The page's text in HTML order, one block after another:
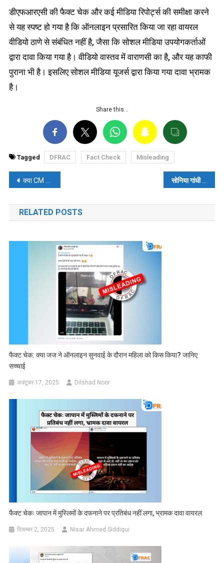
डीएफआरएसी की फैक्ट चेक और कई मीडिया रिपोर्ट्स की समीक्षा करने
से यह स्पष्ट हो गया है कि ऑनलाइन प्रसारित किया जा रहा वायरल
वीडियो ठाणे से संबंधित नहीं है, जैसा कि सोशल मीडिया उपयोगकर्ताओं
द्वारा दावा किया गया है। वीडियो वास्तव में वाराणसी का है, और यह काफी
पुराना भी है। इसलिए सोशल मीडिया यूजर्स द्वारा किया गया दावा भ्रामक
है।
Share this…
Tagged DFRAC Fact Check Misleading
पोस्ट
नेविगेशन
क्या CM केजरीवाल ने 2019 में ही कर दी थी पाकिस्तान के बर्बाद होने की भविष्यवाणी? सोनिया गांधी दुनिया की 12वीं सबसे अमीर महिला हैं? पढ़ें- फैक्ट चेक
RELATED POSTS
फैक्ट चेक: क्या जज ने ऑनलाइन सुनवाई के दौरान महिला को किस किया? जानिए
सच्चाई
अक्टूबर 17, 2025 Dilshad Noor
फैक्ट चेकः जापान में मुस्लिमों के दफनाने पर प्रतिबंध नहीं लगा, भ्रामक दावा वायरल
दिसम्बर 2, 2025 Nisar Ahmed Siddiqui